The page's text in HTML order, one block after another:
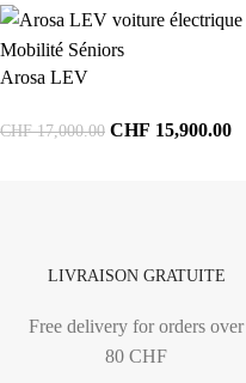
Mobilité Séniors
Arosa LEV
CHF17,000.00 CHF 15,900.00
LIVRAISON GRATUITE
Free delivery for orders over
80 CHF